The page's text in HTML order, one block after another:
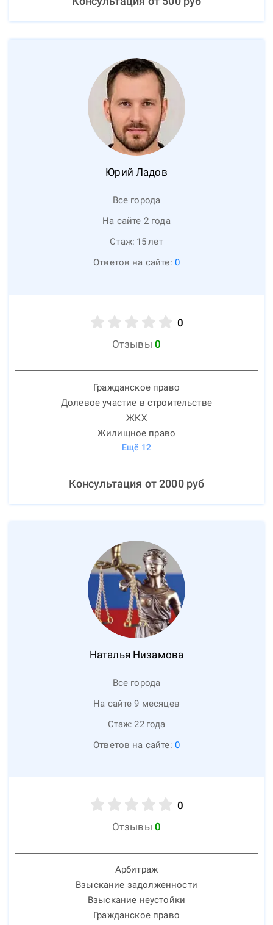
Юрий Ладов
Все города
На сайте 2 года
Стаж: 15лет
Ответов на сайте: 0
0
Отзывы 0
Гражданское право
Долевое участие в строительстве
ЖКХ
Жилищное право
Ещё 12
Консультация от2000руб
Наталья Низамова
Все города
На сайте 9 месяцев
Стаж: 22 года
Ответов на сайте: 0
0
Отзывы 0
Арбитраж
Взыскание задолженности
Взыскание неустойки
Гражданское право